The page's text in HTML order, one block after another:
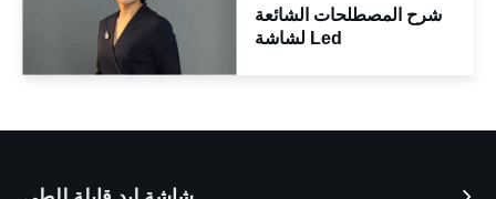
شرح المصطلحات الشائعة
لشاشة Led